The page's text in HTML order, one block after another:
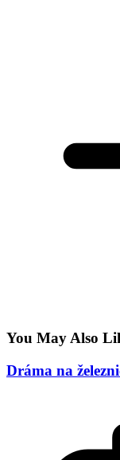
You May Also
Dráma na